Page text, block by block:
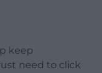
keep
need to click